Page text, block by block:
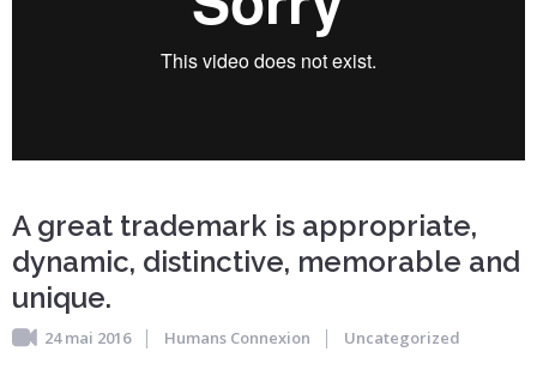
A great trademark is appropriate,
dynamic, distinctive, memorable and
unique.
24 mai 2016 Humans Connexion Uncategorized